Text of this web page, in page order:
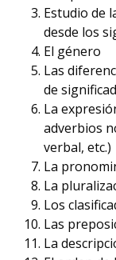
Estudio de
desde los
El género
Las
de
La
adverbios
verbal, etc.)
La
La
Los
Las
La